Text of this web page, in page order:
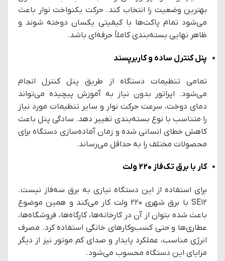
بهترین وضعیت را انتخاب کند. حرکت یکنواخت نوار باعث
می‌شود تمام پاکت‌ها با کیفیتی یکسان دوخته شوند و
ظاهر نهایی بسته‌بندی کاملاً حرفه‌ای باشد.
پنل کنترل ساده و کاربرپسند
تمامی تنظیمات دستگاه از طریق پنل کنترل انجام
می‌شود. اپراتور بدون نیاز به آموزش پیچیده می‌تواند
دمای دوخت، سرعت حرکت نوار و سایر تنظیمات مورد نیاز
را متناسب با نوع بسته‌بندی تغییر دهد. سادگی پنل باعث
کاهش خطای انسانی شده و زمان آماده‌سازی دستگاه برای
محصولات مختلف را به حداقل می‌رساند.
کار با برق تک‌فاز ۲۲۰ ولت
برای استفاده از این دستگاه نیازی به برق سه‌فاز نیست.
SE12 با برق شهری ۲۲۰ ولت کار می‌کند و همین موضوع
باعث شده بتوان از آن در کارخانه‌ها، کارگاه‌ها، فروشگاه‌ها،
عطاری‌ها و حتی کسب‌وکارهای خانگی استفاده کرد. مصرف
انرژی مناسب، عملکرد پایدار و صدای کم موتور نیز از دیگر
مزایای این دستگاه محسوب می‌شود.